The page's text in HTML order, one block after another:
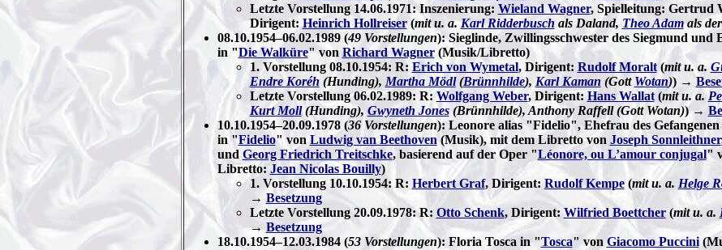
Letzte Vorstellung 14.06.1971: Inszenierung: Wieland Wagner, Spielleitung: Gertrud
Dirigent: Heinrich Hollreiser(mit u. a.Karl Ridderbusch als Daland, Theo Adamals
08.10.1954–06.02.1989 (49 Vorstellungen): Sieglinde, Zwillingsschwester des Siegmund und
in "Die Walküre" von Richard Wagner(Musik/Libretto)
1. Vorstellung 08.10.1954: R: Erich von Wymetal, Dirigent: Rudolf Moralt(mit u. a.
Endre Koréh (Hunding), Martha Mödl(Brünnhilde), Karl Kaman (Gott Wotan)) →
Letzte Vorstellung 06.02.1989: R:Wolfgang Weber, Dirigent: Hans Wallat(mit u. a.
Kurt Moll(Hunding), Gwyneth Jones(Brünnhilde), Anthony Raffell (Gott Wotan)) →
10.10.1954–20.09.1978 (36 Vorstellungen): Leonore alias "Fidelio", Ehefrau des
in "Fidelio" von Ludwig van Beethoven(Musik), mit dem Libretto von Joseph Sonnleithner
undGeorg Friedrich Treitschke, basierend auf der Oper "Léonore, ou L’amour conjugal"
Libretto: Jean Nicolas Bouilly)
1. Vorstellung 10.10.1954: R: Herbert Graf, Dirigent: Rudolf Kempe(mit u. a. Helge
→ Besetzung
Letzte Vorstellung 20.09.1978: R: Otto Schenk, Dirigent: Wilfried Boettcher(mit u. a.
→ Besetzung
18.10.1954–12.03.1984 (53 Vorstellungen): Floria Tosca in "Tosca" von Giacomo Puccini